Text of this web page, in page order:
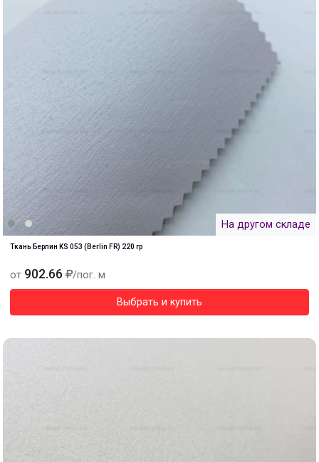
На другом складе
Ткань Берлин KS 053 (Berlin FR) 220 гр
от 902.66 /пог. м
Выбрать и купить